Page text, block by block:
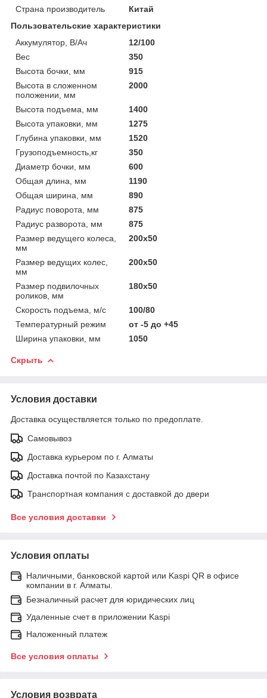
Страна производитель
Китай
Пользовательские характеристики
Аккумулятор, В/Ач
12/100
Вес
350
Высота бочки, мм
915
Высота в сложенном
положении, мм
2000
Высота подъема, мм
1400
Высота упаковки, мм
1275
Глубина упаковки, мм
1520
Грузоподъемность,кг
350
Диаметр бочки, мм
600
Общая длина, мм
1190
Общая ширина, мм
890
Радиус поворота, мм
875
Радиус разворота, мм
875
Размер ведущего колеса,
мм
200х50
Размер ведущих колес,
мм
200х50
Размер подвилочных
роликов, мм
180х50
Скорость подъема, м/с
100/80
Температурный режим
от -5 до +45
Ширина упаковки, мм
1050
Скрыть
Условия доставки
Доставка осуществляется только по предоплате.
Самовывоз
Доставка курьером по г. Алматы
Доставка почтой по Казахстану
Транспортная компания с доставкой до двери
Все условия доставки
Условия оплаты
Наличными, банковской картой или Kaspi QR в офисе
компании в г. Алматы.
Безналичный расчет для юридических лиц
Удаленные счет в приложении Kaspi
Наложенный платеж
Все условия оплаты
Условия возврата